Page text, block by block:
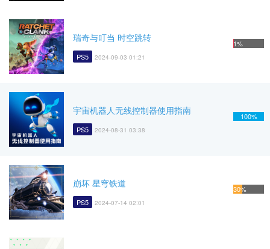
瑞奇与叮当 时空跳转
PS5 2024-09-03 01:21
1%
宇宙机器人无线控制器使用指南
PS5 2024-08-31 03:38
100%
崩坏 星穹铁道
PS5 2024-07-14 02:01
30%